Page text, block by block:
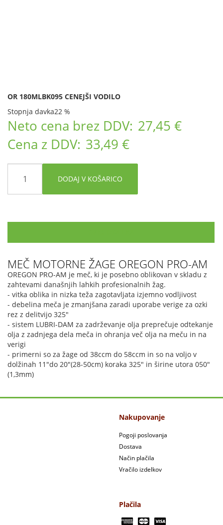
OR 180MLBK095 CENEJŠI VODILO
Stopnja davka22 %
Neto cena brez DDV: 27,45 €
Cena z DDV: 33,49 €
DODAJ V KOŠARICO
MEČ MOTORNE ŽAGE OREGON PRO-AM
OREGON PRO-AM je meč, ki je posebno oblikovan v skladu z
zahtevami današnjih lahkih profesionalnih žag.
- vitka oblika in nizka teža zagotavljata izjemno vodljivost
- debelina meča je zmanjšana zaradi uporabe verige za ozki
rez z delitvijo 325"
- sistem LUBRI-DAM za zadrževanje olja preprečuje odtekanje
olja z zadnjega dela meča in ohranja več olja na meču in na
verigi
- primerni so za žage od 38ccm do 58ccm in so na voljo v
dolžinah 11"do 20"(28-50cm) koraka 325" in širine utora 050"
(1,3mm)
Nakupovanje
Pogoji poslovanja
Dostava
Način plačila
Vračilo izdelkov
Plačila